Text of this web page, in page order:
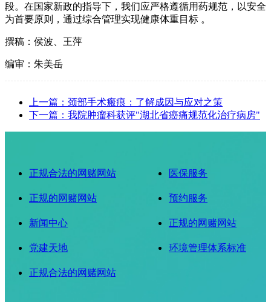
段。在国家新政的指导下，我们应严格遵循用药规范，以安全
为首要原则，通过综合管理实现健康体重目标 。
撰稿：侯波、王萍
编审：朱美岳
上一篇：颈部手术瘢痕：了解成因与应对之策
下一篇：我院肿瘤科获评"湖北省癌痛规范化治疗病房"
正规合法的网赌网站
正规的网赌网站
新闻中心
党建天地
正规合法的网赌网站
医保服务
预约服务
正规的网赌网站
环境管理体系标准